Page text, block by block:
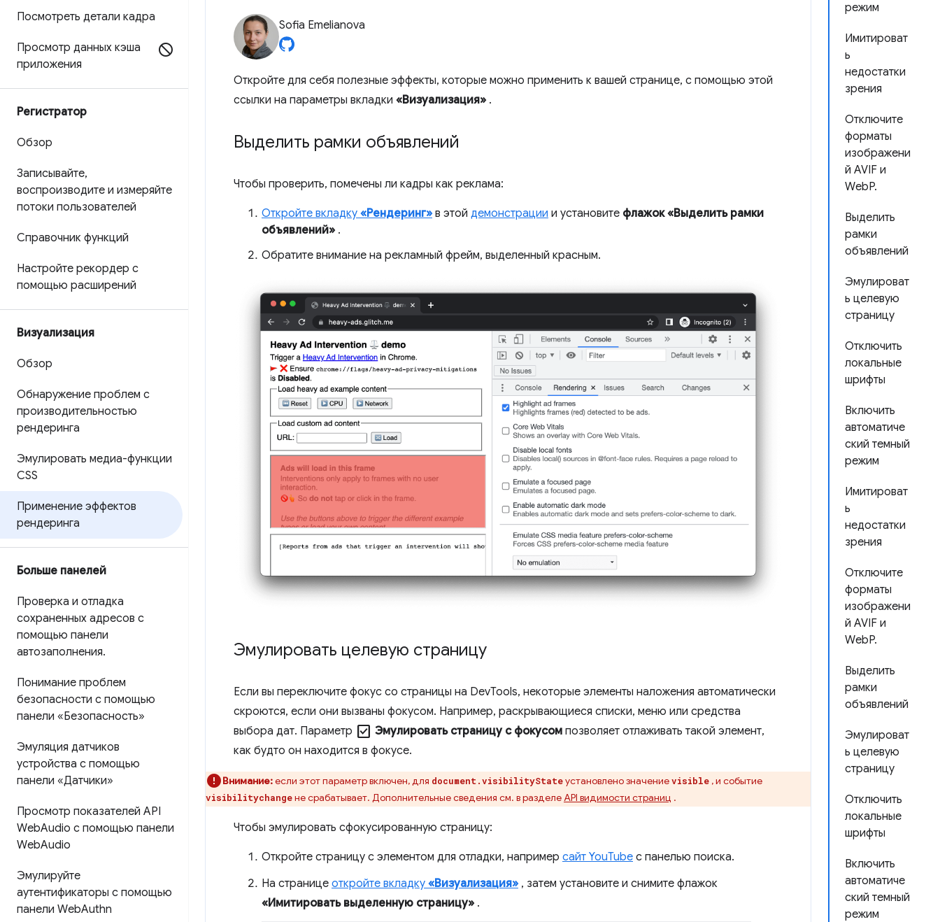
Посмотреть детали кадра
Просмотр данных кэша
приложения
Регистратор
Обзор
Записывайте,
воспроизводите и измеряйте
потоки пользователей
Справочник функций
Настройте рекордер с
помощью расширений
Визуализация
Обзор
Обнаружение проблем с
производительностью
рендеринга
Эмулировать медиа-функции
CSS
Применение эффектов
рендеринга
Больше панелей
Проверка и отладка
сохраненных адресов с
помощью панели
автозаполнения.
Понимание проблем
безопасности с помощью
панели «Безопасность»
Эмуляция датчиков
устройства с помощью
панели «Датчики»
Просмотр показателей API
WebAudio с помощью панели
WebAudio
Эмулируйте
аутентификаторы с помощью
панели WebAuthn
режим
Имитироват
ь
недостатки
зрения
Отключите
форматы
изображени
й AVIF и
WebP.
Выделить
рамки
объявлений
Эмулироват
ь целевую
страницу
Отключить
локальные
шрифты
Включить
автоматиче
ский темный
режим
Имитироват
ь
недостатки
зрения
Отключите
форматы
изображени
й AVIF и
WebP.
Выделить
рамки
объявлений
Эмулироват
ь целевую
страницу
Отключить
локальные
шрифты
Включить
автоматиче
ский темный
режим
Sofia Emelianova
Откройте для себя полезные эффекты, которые можно применить к вашей странице, с помощью этой
ссылки на параметры вкладки «Визуализация» .
Выделить рамки объявлений
Чтобы проверить, помечены ли кадры как реклама:
Откройте вкладку «Рендеринг» в этой демонстрации и установите флажок «Выделить рамки
объявлений» .
Обратите внимание на рекламный фрейм, выделенный красным.
Эмулировать целевую страницу
Если вы переключите фокус со страницы на DevTools, некоторые элементы наложения автоматически
скроются, если они вызваны фокусом. Например, раскрывающиеся списки, меню или средства
выбора дат. Параметр check_box Эмулировать страницу с фокусом позволяет отлаживать такой элемент,
как будто он находится в фокусе.
Внимание:если этот параметр включен, для document.visibilityStateустановлено значениеvisible , и событие
visibilitychangeне срабатывает. Дополнительные сведения см. в разделеAPI видимости страниц .
Чтобы эмулировать сфокусированную страницу:
Откройте страницу с элементом для отладки, например сайт YouTube с панелью поиска.
На странице откройте вкладку «Визуализация» , затем установите и снимите флажок
«Имитировать выделенную страницу» .